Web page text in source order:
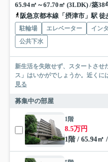
65.94㎡～67.70㎡ (3LDK) /築38
阪急京都本線「摂津市」駅 徒
駐輪場 エレベーター イン
公共下水
新生活を失敗せず、スタートさせ
ス」はいかがでしょうか。近くに
見る
募集中の部屋
1階
8.5万円
1階 / 65.94㎡